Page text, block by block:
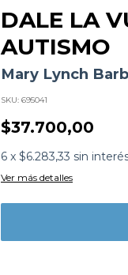
DALE LA
AUTISMO
Mary Lynch
SKU: 695041
$37.700,00
6 x $6.283,33 sin
Ver más detalles